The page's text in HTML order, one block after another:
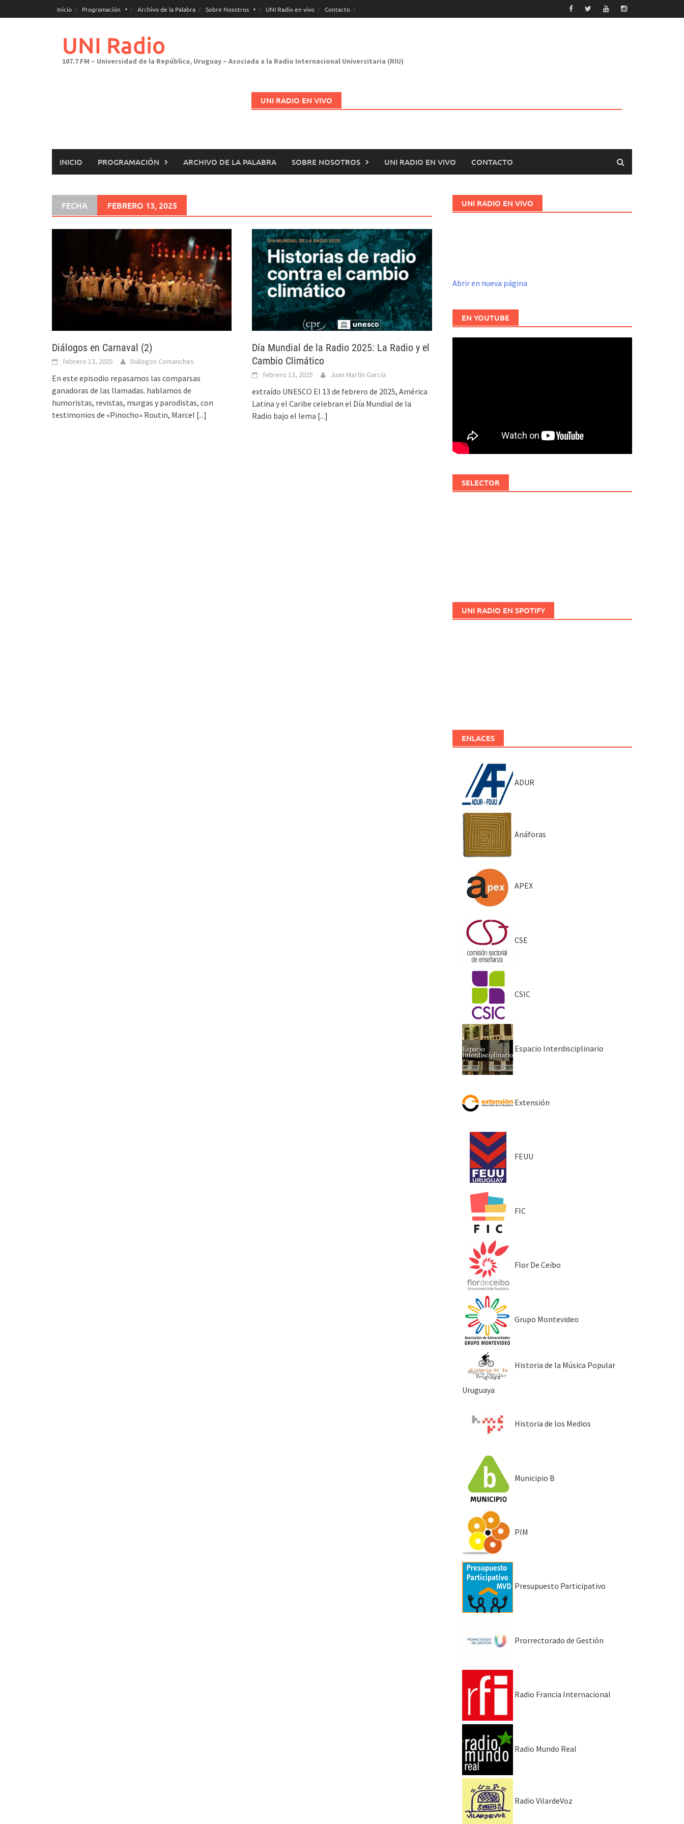
al
Inicio Programación Archivo de la Palabra Sobre Nosotros UNI Radio en vivo Contacto
UNI Radio
107.7 FM – Universidad de la República, Uruguay – Asociada a la Radio Internacional Universitaria (RIU)
UNI RADIO EN VIVO
INICIO PROGRAMACIÓN ARCHIVO DE LA PALABRA SOBRE NOSOTROS UNI RADIO EN VIVO CONTACTO
FECHA FEBRERO 13, 2025
Diálogos en Carnaval (2)
febrero 13, 2025 Diálogos Comanches
En este episodio repasamos las comparsas
ganadoras de las llamadas. hablamos de
humoristas, revistas, murgas y parodistas, con
testimonios de «Pinocho» Routin, Marcel [...]
Día Mundial de la Radio 2025: La Radio y el
Cambio Climático
febrero 13, 2025 Juan Martín García
extraído UNESCO El 13 de febrero de 2025, América
Latina y el Caribe celebran el Día Mundial de la
Radio bajo el lema [...]
UNI RADIO EN VIVO
Abrir en nueva página
EN YOUTUBE
SELECTOR
UNI RADIO EN SPOTIFY
ENLACES
ADUR
Anáforas
APEX
CSE
CSIC
Espacio Interdisciplinario
Extensión
FEUU
FIC
Flor De Ceibo
Grupo Montevideo
Historia de la Música Popular
Uruguaya
Historia de los Medios
Municipio B
PIM
Presupuesto Participativo
Prorrectorado de Gestión
Radio Francia Internacional
Radio Mundo Real
Radio VilardeVoz